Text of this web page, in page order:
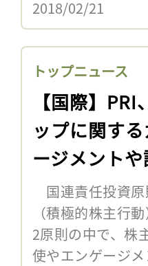
2018/02/21
トップニュース
【国際】
ップに関す
ージメント
国連責任投資原
（積極的株主行
2原則の中で、株
使やエンゲージ